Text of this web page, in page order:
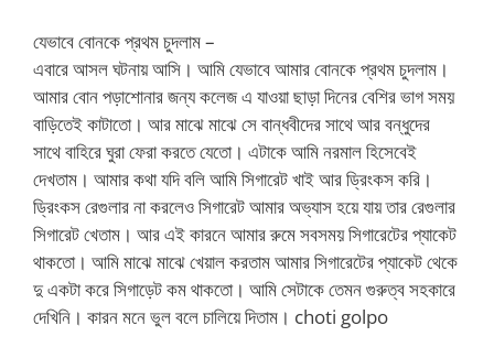
যেভাবে বোনকে প্রথম চুদলাম –
এবারে আসল ঘটনায় আসি। আমি যেভাবে আমার বোনকে প্রথম চুদলাম।
আমার বোন পড়াশোনার জন্য কলেজ এ যাওয়া ছাড়া দিনের বেশির ভাগ সময়
বাড়িতেই কাটাতো। আর মাঝে মাঝে সে বান্ধবীদের সাথে আর বন্ধুদের
সাথে বাহিরে ঘুরা ফেরা করতে যেতো। এটাকে আমি নরমাল হিসেবেই
দেখতাম। আমার কথা যদি বলি আমি সিগারেট খাই আর ড্রিংকস করি।
ড্রিংকস রেগুলার না করলেও সিগারেট আমার অভ্যাস হয়ে যায় তার রেগুলার
সিগারেট খেতাম। আর এই কারনে আমার রুমে সবসময় সিগারেটের প্যাকেট
থাকতো। আমি মাঝে মাঝে খেয়াল করতাম আমার সিগারেটের প্যাকেট থেকে
দু একটা করে সিগাড়েট কম থাকতো। আমি সেটাকে তেমন গুরুত্ব সহকারে
দেখিনি। কারন মনে ভুল বলে চালিয়ে দিতাম। choti golpo